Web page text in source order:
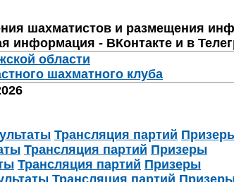
шахматистов и размещения
информация - ВКонтакте и в
области
шахматного клуба
Трансляция партий
Трансляция партий Призеры
Трансляция партий Призеры
Трансляция партий